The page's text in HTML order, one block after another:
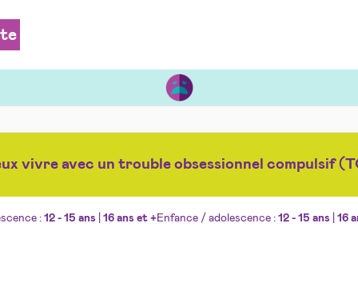
vivre avec un trouble obsessionnel compulsif
: 12 - 15 ans 16 ans et +Enfance / adolescence : 12 - 15 ans 16